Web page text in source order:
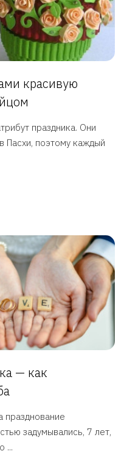
красивую
праздника. Они
Пасхи, поэтому каждый
— как
празднование
задумывались, 7 лет,
...